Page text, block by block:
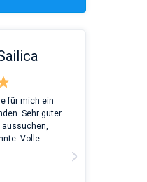
für mich ein
Sehr guter
aussuchen,
Volle